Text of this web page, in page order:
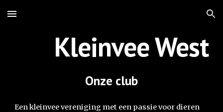
Skip to main content Skip to navigation
Kleinvee West
Onze club
Een kleinvee vereniging met een passie voor dieren